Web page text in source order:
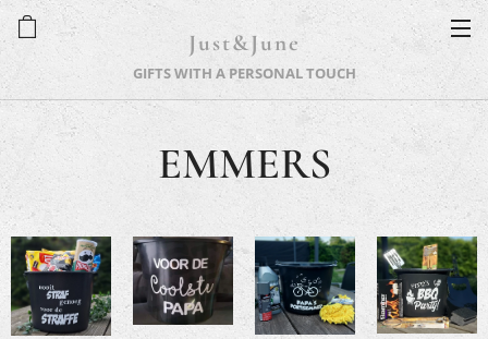
Just&June
GIFTS WITH A PERSONAL TOUCH
EMMERS